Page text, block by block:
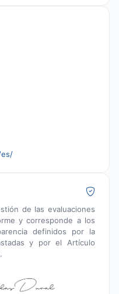
de las evaluaciones
y corresponde a los
definidos por la
y por el Artículo